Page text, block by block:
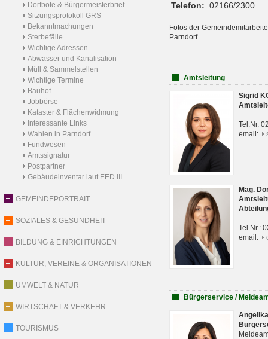
Dorfbote & Bürgermeisterbrief
Sitzungsprotokoll GRS
Bekanntmachungen
Sterbefälle
Wichtige Adressen
Abwasser und Kanalisation
Müll & Sammelstellen
Wichtige Termine
Bauhof
Jobbörse
Kataster & Flächenwidmung
Interessante Links
Wahlen in Parndorf
Fundwesen
Amtssignatur
Postpartner
Gebäudeinventar laut EED III
GEMEINDEPORTRAIT
SOZIALES & GESUNDHEIT
BILDUNG & EINRICHTUNGEN
KULTUR, VEREINE & ORGANISATIONEN
UMWELT & NATUR
WIRTSCHAFT & VERKEHR
TOURISMUS
Telefon: 02166/2300
Fotos der
Parndorf.
Amtsleitung
Sigrid
Tel.Nr.
email:
Mag.
Tel.Nr.:
email:
Bürgerservice /